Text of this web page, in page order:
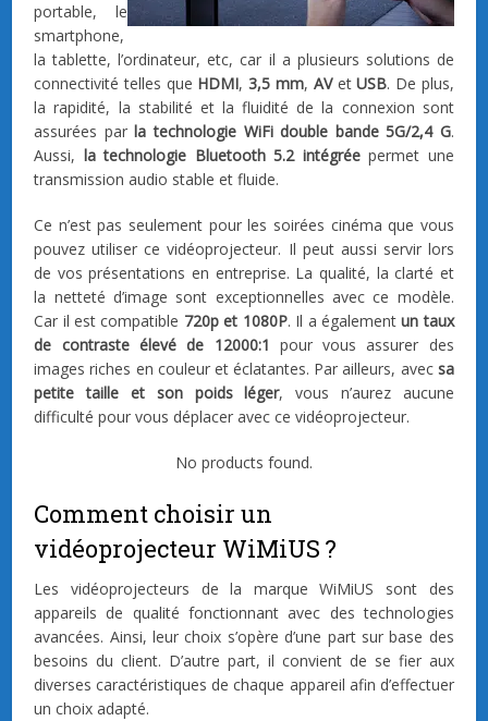
portable, le
smartphone,
la tablette, l’ordinateur, etc, car il a plusieurs solutions de
connectivité telles que HDMI,3,5 mm, AVetUSB. De plus,
la rapidité, la stabilité et la fluidité de la connexion sont
assurées par la technologie WiFi double bande 5G/2,4 G.
Aussi, la technologie Bluetooth 5.2 intégréepermet une
transmission audio stable et fluide.
Ce n’est pas seulement pour les soirées cinéma que vous
pouvez utiliser ce vidéoprojecteur. Il peut aussi servir lors
de vos présentations en entreprise. La qualité, la clarté et
la netteté d’image sont exceptionnelles avec ce modèle.
Car il est compatible 720p et 1080P. Il a égalementun taux
de contraste élevé de 12000:1 pour vous assurer des
images riches en couleur et éclatantes. Par ailleurs, avec sa
petite taille et son poids léger, vous n’aurez aucune
difficulté pour vous déplacer avec ce vidéoprojecteur.
No products found.
Comment choisir un
vidéoprojecteur WiMiUS ?
Les vidéoprojecteurs de la marque WiMiUS sont des
appareils de qualité fonctionnant avec des technologies
avancées. Ainsi, leur choix s’opère d’une part sur base des
besoins du client. D’autre part, il convient de se fier aux
diverses caractéristiques de chaque appareil afin d’effectuer
un choix adapté.